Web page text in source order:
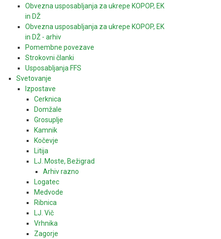
Obvezna usposabljanja za ukrepe KOPOP, EK
in DŽ
Obvezna usposabljanja za ukrepe KOPOP, EK
in DŽ - arhiv
Pomembne povezave
Strokovni članki
Usposabljanja FFS
Svetovanje
Izpostave
Cerknica
Domžale
Grosuplje
Kamnik
Kočevje
Litija
LJ. Moste, Bežigrad
Arhiv razno
Logatec
Medvode
Ribnica
LJ. Vič
Vrhnika
Zagorje